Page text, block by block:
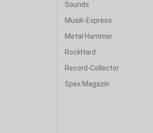
Sounds
Musik-Express
Metal Hammer
RockHard
Record-Collector
Spex Magazin